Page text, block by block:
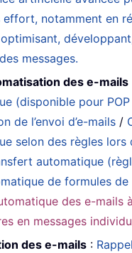
effort, notamment en
messages.
des e-mails
(disponible pour POP
de l’envoi d’e-mails /
selon des règles lors
automatique
de formules de
des e-mails
en messages
des e-mails :